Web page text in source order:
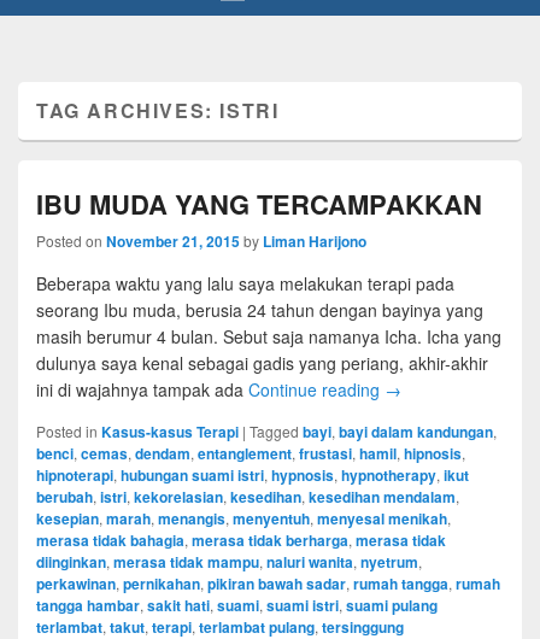
TAG ARCHIVES: ISTRI
IBU MUDA YANG TERCAMPAKKAN
Posted on November 21, 2015by Liman Harijono
Beberapa waktu yang lalu saya melakukan terapi pada
seorang Ibu muda, berusia 24 tahun dengan bayinya yang
masih berumur 4 bulan. Sebut saja namanya Icha. Icha yang
dulunya saya kenal sebagai gadis yang periang, akhir-akhir
ini di wajahnya tampak ada Continue reading →
Posted in Kasus-kasus Terapi | Tagged bayi, bayi dalam kandungan,
benci, cemas, dendam, entanglement, frustasi, hamil, hipnosis,
hipnoterapi, hubungan suami istri, hypnosis, hypnotherapy, ikut
berubah, istri, kekorelasian, kesedihan, kesedihan mendalam,
kesepian, marah, menangis, menyentuh, menyesal menikah,
merasa tidak bahagia, merasa tidak berharga, merasa tidak
diinginkan, merasa tidak mampu, naluri wanita, nyetrum,
perkawinan, pernikahan, pikiran bawah sadar, rumah tangga, rumah
tangga hambar, sakit hati, suami, suami istri, suami pulang
terlambat, takut, terapi, terlambat pulang, tersinggung